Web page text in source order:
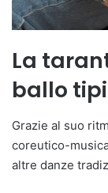
La
ballo
Grazie al suo
coreutico-
altre danze